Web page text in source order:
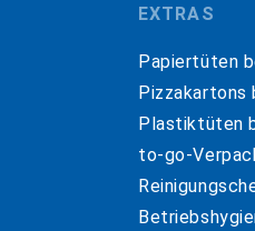
EXTRAS
Papiertüten
Pizzakartons
Plastiktüten
to-go-